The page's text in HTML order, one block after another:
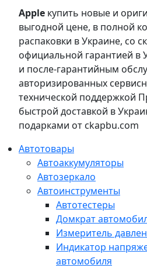
Apple купить новые и
выгодной цене, в полной
распаковки в Украине, со
официальной гарантией в
и после-гарантийным
авторизированных
технической поддержкой
быстрой доставкой в
подарками от ckapbu.com
Автотовары
Автоаккумуляторы
Автозеркало
Автоинструменты
Автотестеры
Домкрат
Измеритель
Индикатор
автомобиля